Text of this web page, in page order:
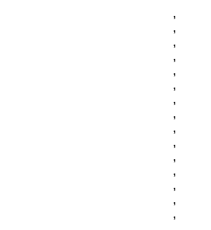
,
,
,
,
,
,
,
,
,
,
,
,
,
,
,